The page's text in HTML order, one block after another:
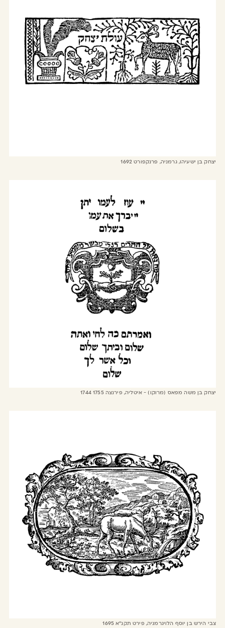
יצחק בן ישעיהו, גרמניה, פרנקפורט 1692
יצחק בן משה מפאס (מרוקו) - איטליה, פירנצה 1744 1755
צבי הירש בן יוסף הלויגרמניה, פירט תקנ"א 1695